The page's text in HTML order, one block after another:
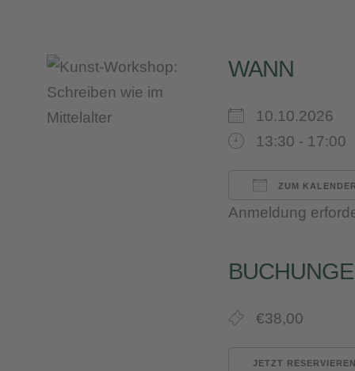
WANN
10.10.2026
13:30 - 17:00
ZUM
ICS Google
Anmeldung
€38,00
JETZT